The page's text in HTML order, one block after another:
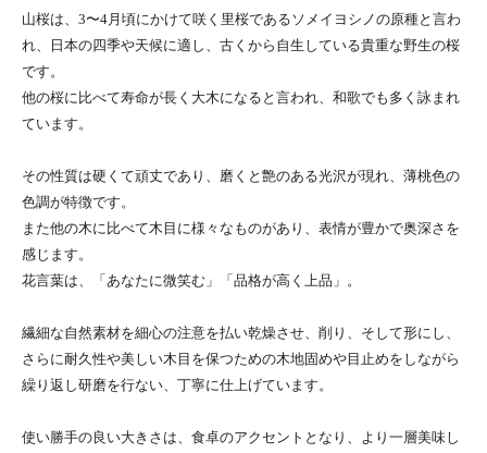
山桜は、3〜4月頃にかけて咲く里桜であるソメイヨシノの原種と言わ
れ、日本の四季や天候に適し、古くから自生している貴重な野生の桜
です。
他の桜に比べて寿命が長く大木になると言われ、和歌でも多く詠まれ
ています。
その性質は硬くて頑丈であり、磨くと艶のある光沢が現れ、薄桃色の
色調が特徴です。
また他の木に比べて木目に様々なものがあり、表情が豊かで奥深さを
感じます。
花言葉は、「あなたに微笑む」「品格が高く上品」。
繊細な自然素材を細心の注意を払い乾燥させ、削り、そして形にし、
さらに耐久性や美しい木目を保つための木地固めや目止めをしながら
繰り返し研磨を行ない、丁寧に仕上げています。
使い勝手の良い大きさは、食卓のアクセントとなり、より一層美味し